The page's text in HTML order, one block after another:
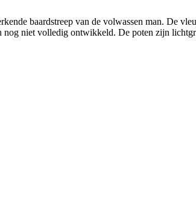
baardstreep van de volwassen man. De
niet volledig ontwikkeld. De poten zijn